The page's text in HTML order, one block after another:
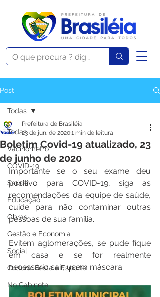
Post
Todas
Vacinômetro
COVID-19
Saúde
Educação
Obras
Gestão e Economia
Social
Cultura, Festa e Esporte
No Gabinete
Todas
Boletim Covid-19 atualizado, 23
de junho de 2020
Prefeitura de Brasiléia
23 de jun. de 20201 min de leitura
Importante se o seu exame deu
positivo para COVID-19, siga as
recomendações da equipe de saúde,
cuide para não contaminar outras
pessoas de sua família.
Evitem aglomerações, se pude fique
em casa e se for realmente
necessário sair, usem máscara